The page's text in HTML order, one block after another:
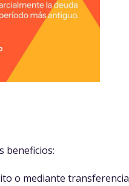
beneficios:
o mediante